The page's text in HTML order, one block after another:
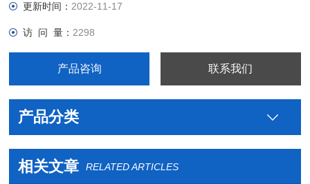
更新时间： 2022-11-17
访 问 量： 2298
产品咨询 联系我们
产品分类
相关文章 RELATED ARTICLES